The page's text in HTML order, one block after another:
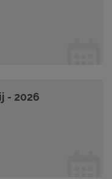
- 2026